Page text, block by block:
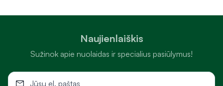
Naujienlaiškis
Sužinok apie nuolaidas ir specialius pasiūlymus!